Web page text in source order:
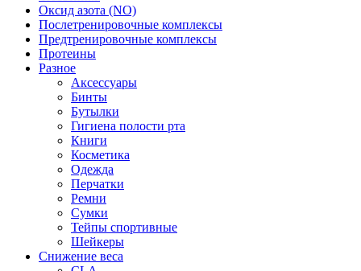
Оксид азота (NO)
Послетренировочные комплексы
Предтренировочные комплексы
Протеины
Разное
Аксессуары
Бинты
Бутылки
Гигиена полости рта
Книги
Косметика
Одежда
Перчатки
Ремни
Сумки
Тейпы спортивные
Шейкеры
Снижение веса